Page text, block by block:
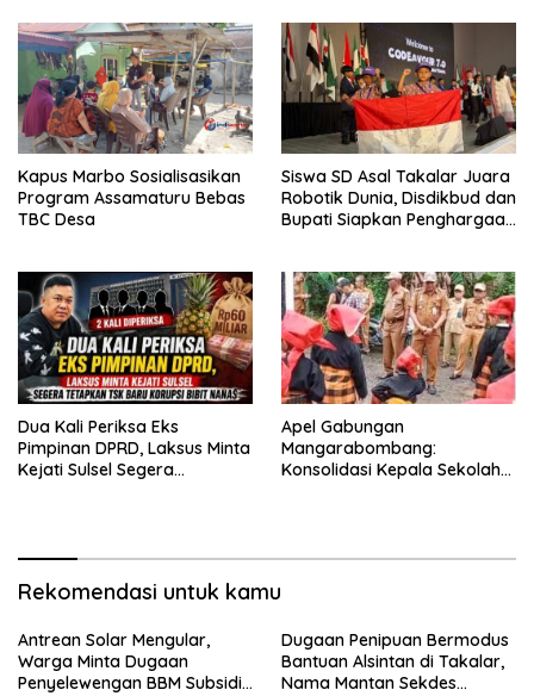
Kapus Marbo Sosialisasikan
Program Assamaturu Bebas
TBC Desa
Siswa SD Asal Takalar Juara
Robotik Dunia, Disdikbud dan
Bupati Siapkan Penghargaan
Dua Kali Periksa Eks
Pimpinan DPRD, Laksus Minta
Kejati Sulsel Segera
Apel Gabungan
Mangarabombang:
Konsolidasi Kepala Sekolah
Rekomendasi untuk kamu
Antrean Solar Mengular,
Warga Minta Dugaan
Penyelewengan BBM Subsidi
‎Dugaan Penipuan Bermodus
Bantuan Alsintan di Takalar,
Nama Mantan Sekdes